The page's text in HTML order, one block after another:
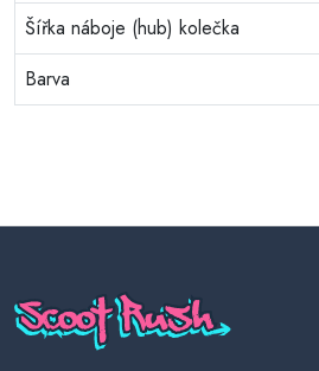
Šířka náboje (hub) kolečka
Barva